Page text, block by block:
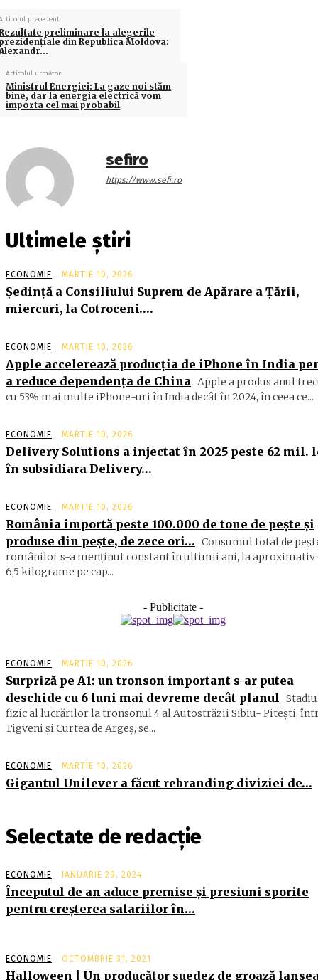
precedent
preliminare la alegerile
din Republica Moldova:
Articolul următor
Ministrul Energiei: La gaze noi stăm
bine, dar la energia electrică vom
importa cel mai probabil
sefiro
https://www.sefi.ro
Ultimele știri
ECONOMIE MARTIE 10, 2026
Şedinţă a Consiliului Suprem de Apărare a Ţării,
miercuri, la Cotroceni….
ECONOMIE MARTIE 10, 2026
Apple accelerează producția de iPhone în India
a reduce dependența de China Apple a produs anul
cu 53% mai multe iPhone-uri în India decât în 2024, în ceea ce...
ECONOMIE MARTIE 10, 2026
Delivery Solutions a injectat în 2025 peste 62 mil.
în subsidiara Delivery…
ECONOMIE MARTIE 10, 2026
România importă peste 100.000 de tone de peşte şi
produse din peşte, de zece ori… Consumul total de
ro­mâ­nilor s-a menţinut constant în ul­timii ani, la aproximativ
6,5 ki­lograme pe cap...
- Publicitate -
ECONOMIE MARTIE 10, 2026
Surpriză pe A1: un tronson important s-ar putea
deschide cu 6 luni mai devreme decât planul
fizic al lucrărilor la tronsonul 4 al Autostrăzii Sibiu- Piteşti,
Tigveni şi Curtea de Argeş, se...
ECONOMIE MARTIE 10, 2026
Gigantul Unilever a făcut rebranding diviziei de…
Selectate de redacție
ECONOMIE IANUARIE 29, 2024
Începutul de an aduce premise şi presiuni sporite
pentru creşterea salariilor în…
ECONOMIE OCTOMBRIE 31, 2021
Halloween | Un producător suedez de groază